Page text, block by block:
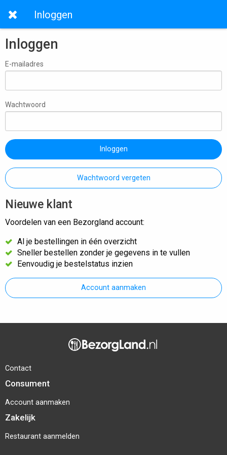
Inloggen
Inloggen
E-mailadres
Wachtwoord
Inloggen
Wachtwoord vergeten
Nieuwe klant
Voordelen van een Bezorgland account:
Al je bestellingen in één overzicht
Sneller bestellen zonder je gegevens in te vullen
Eenvoudig je bestelstatus inzien
Account aanmaken
Contact
Consument
Account aanmaken
Zakelijk
Restaurant aanmelden